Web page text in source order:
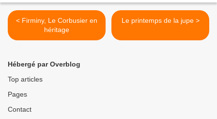
< Firminy, Le Corbusier en
héritage
Le printemps de la jupe >
Hébergé par Overblog
Top articles
Pages
Contact